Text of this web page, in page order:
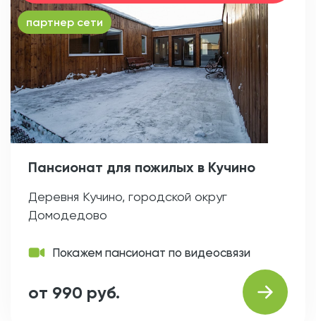
партнер сети
Пансионат для пожилых в Кучино
Деревня Кучино, городской округ
Домодедово
Покажем пансионат по видеосвязи
от 990 руб.